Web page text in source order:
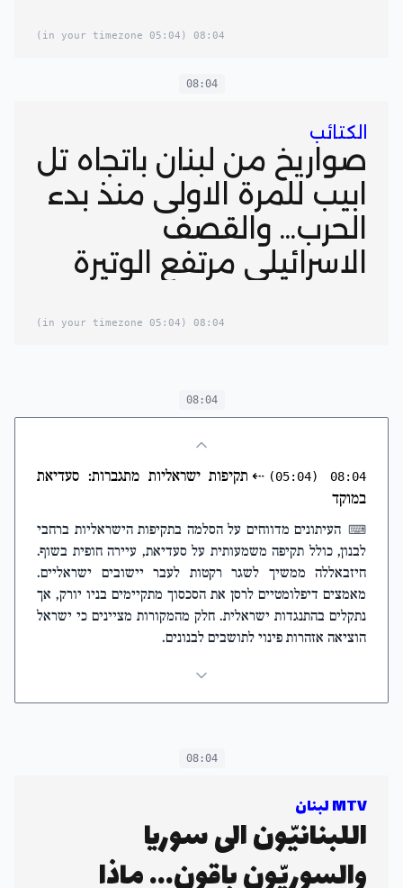
08:04
(05:04 in your timezone)
08:04
الكتائب
صواريخ من لبنان باتجاه تل
ابيب للمرة الاولى منذ بدء
الحرب... والقصف
الاسرائيلي مرتفع الوتيرة
08:04
(05:04 in your timezone)
08:04
08:04
(05:04)
⇠ תקיפות ישראליות מתגברות: סעדיאת
במוקד
⌨ העיתונים מדווחים על הסלמה בתקיפות הישראליות ברחבי
לבנון, כולל תקיפה משמעותית על סעדיאת, עיירה חופית בשוף.
חיזבאללה ממשיך לשגר רקטות לעבר יישובים ישראליים.
מאמצים דיפלומטיים לרסן את הסכסוך מתקיימים בניו יורק, אך
נתקלים בהתנגדות ישראלית. חלק מהמקורות מציינים כי ישראל
הוציאה אזהרות פינוי לתושבים לבנונים.
08:04
MTV لبنان
اللبنانيّون الى سوريا
والسوريّون باقون... ماذا